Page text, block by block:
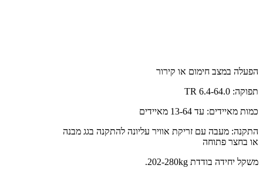
הפעלה במצב חימום או קירור
תפוקה: 6.4-64.0 TR
כמות מאיידים: עד 13-64 מאיידים
התקנה: מעבה עם זריקת אוויר עליונה להתקנה בגג מבנה
או בחצר פתוחה
משקל יחידה בודדת 202-280kg.